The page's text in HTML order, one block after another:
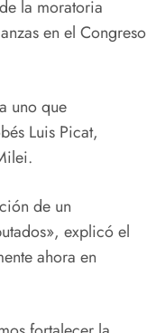
la moratoria
en el Congreso
uno que
Luis Picat,
de un
explicó el
ahora en